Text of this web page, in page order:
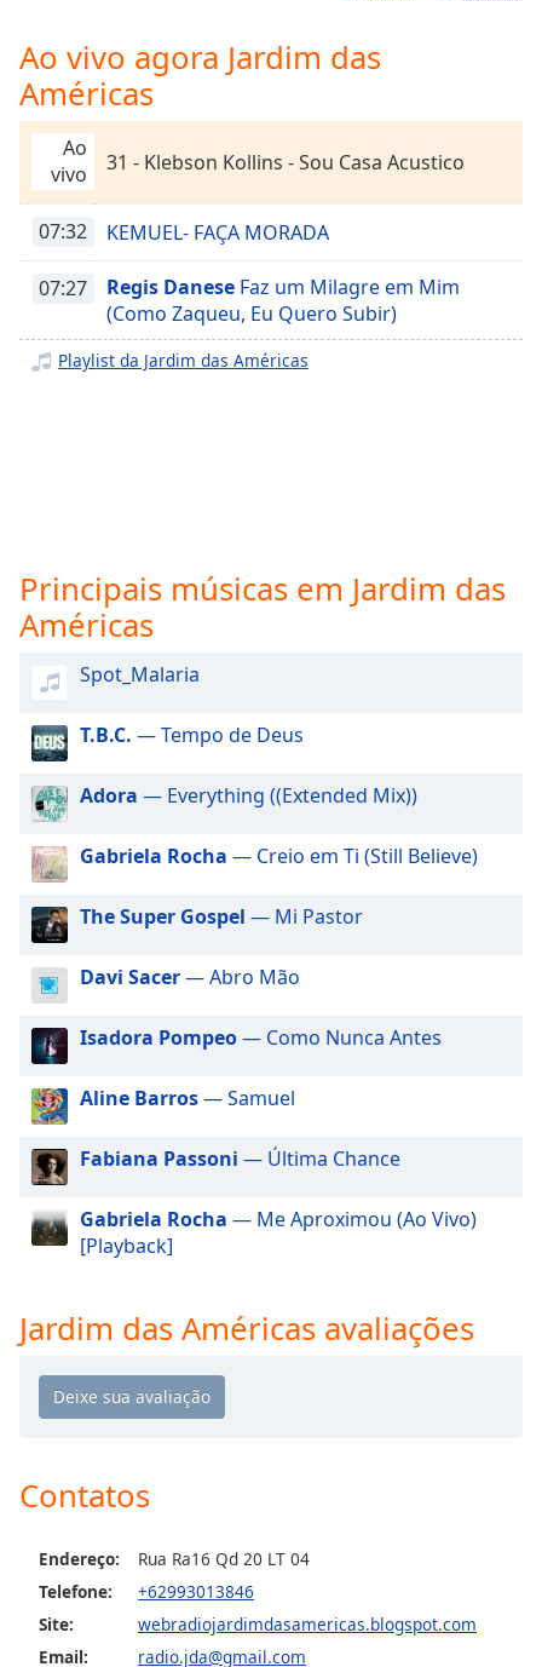
Time-
1x
Playback
Rate
Chapters
Chapters
descriptions
subtitles
settings
dialog
subtitles
off
selected
Audio
Track
in-
Picture
This
modal
window.
Beginning
window.
Escape
cancel
the
window.
Opacity
Background
Color
Ao vivo agora Jardim das
Américas
Ao
vivo
31 - Klebson Kollins - Sou Casa Acustico
07:32 KEMUEL- FAÇA MORADA
07:27 Regis Danese Faz um Milagre em Mim
(Como Zaqueu, Eu Quero Subir)
Playlist da Jardim das Américas
Principais músicas em Jardim das
Américas
Spot_Malaria
T.B.C. — Tempo de Deus
Adora — Everything ((Extended Mix))
Gabriela Rocha — Creio em Ti (Still Believe)
The Super Gospel — Mi Pastor
Davi Sacer— Abro Mão
Isadora Pompeo— Como Nunca Antes
Aline Barros— Samuel
Fabiana Passoni — Última Chance
Gabriela Rocha — Me Aproximou (Ao Vivo)
[Playback]
Jardim das Américas avaliações
Contatos
Endereço:
Rua Ra16 Qd 20 LT 04
Telefone:
+62993013846
Site:
webradiojardimdasamericas.blogspot.com
Email:
radio.jda@gmail.com